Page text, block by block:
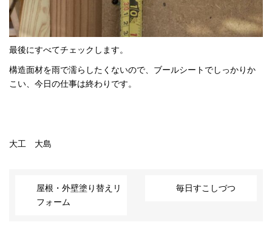
最後にすべてチェックします。
構造面材を雨で濡らしたくないので、ブールシートでしっかりか
こい、今日の仕事は終わりです。
大工 大島
屋根・外壁塗り替えリ
フォーム
毎日すこしづつ